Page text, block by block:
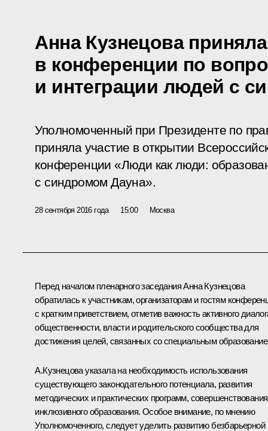
Анна Кузнецова
в конференции по
и интеграции людей с
Уполномоченный при Президенте по
приняла участие в открытии
конференции «Люди как люди:
с синдромом Дауна».
28 сентября 2016 года 15:00 Москва
Перед началом пленарного заседанияАнна Кузнецова
обратилась к участникам, организаторам и гостям
с кратким приветствием, отметив важность активного
общественности, власти и родительского сообщества для
достижения целей, связанных со специальным
А.Кузнецова указала на необходимость использования
существующего законодательного потенциала, развития
методических и практических программ, совершенствования
инклюзивного образования. Особое внимание, по мнению
Уполномоченного, следует уделить развитию безбарьерной